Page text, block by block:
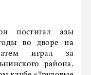
постигал азы
во дворе на
играл за
района.